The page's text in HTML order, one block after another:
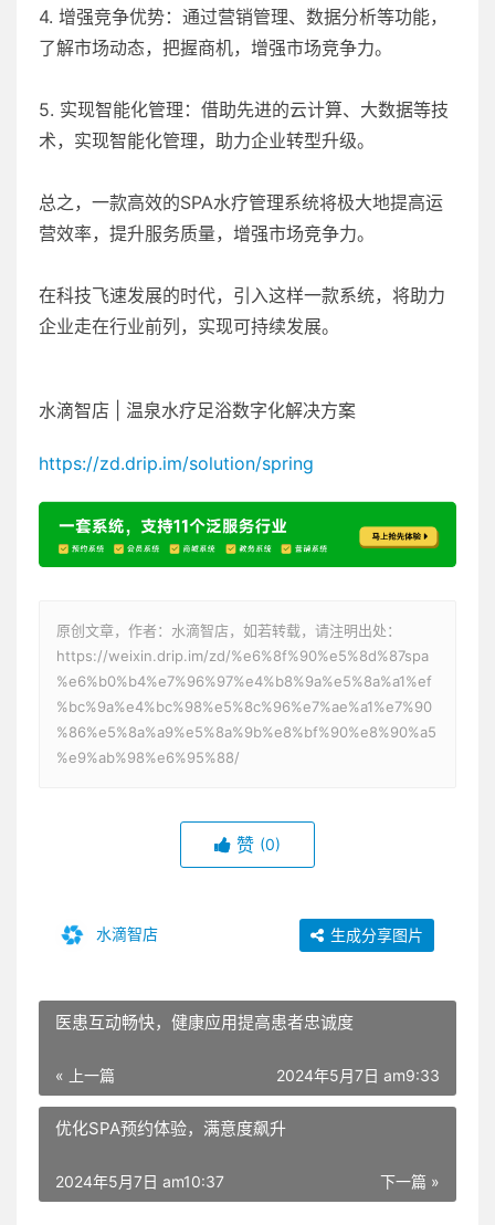
4. 增强竞争优势：通过营销管理、数据分析等功能，
了解市场动态，把握商机，增强市场竞争力。
5. 实现智能化管理：借助先进的云计算、大数据等技
术，实现智能化管理，助力企业转型升级。
总之，一款高效的SPA水疗管理系统将极大地提高运
营效率，提升服务质量，增强市场竞争力。
在科技飞速发展的时代，引入这样一款系统，将助力
企业走在行业前列，实现可持续发展。
水滴智店 | 温泉水疗足浴数字化解决方案
https://zd.drip.im/solution/spring
原创文章，作者：水滴智店，如若转载，请注明出处：
https://weixin.drip.im/zd/%e6%8f%90%e5%8d%87spa
%e6%b0%b4%e7%96%97%e4%b8%9a%e5%8a%a1%ef
%bc%9a%e4%bc%98%e5%8c%96%e7%ae%a1%e7%90
%86%e5%8a%a9%e5%8a%9b%e8%bf%90%e8%90%a5
%e9%ab%98%e6%95%88/
赞 (0)
水滴智店 生成分享图片
医患互动畅快，健康应用提高患者忠诚度
« 上一篇 2024年5月7日 am9:33
优化SPA预约体验，满意度飙升
下一篇 »
2024年5月7日 am10:37